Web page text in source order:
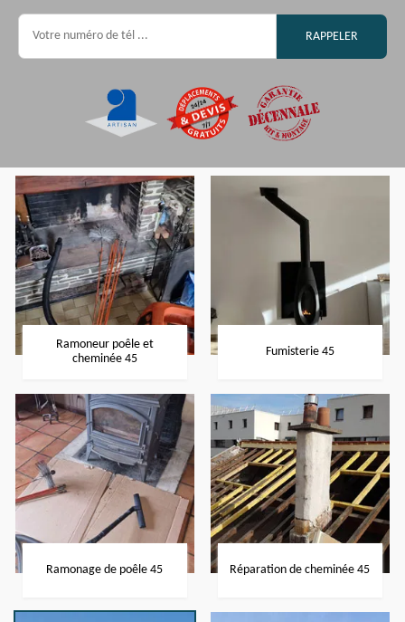
Ramoneur poêle et
cheminée 45
Fumisterie 45
Ramonage de poêle 45 Réparation de cheminée 45